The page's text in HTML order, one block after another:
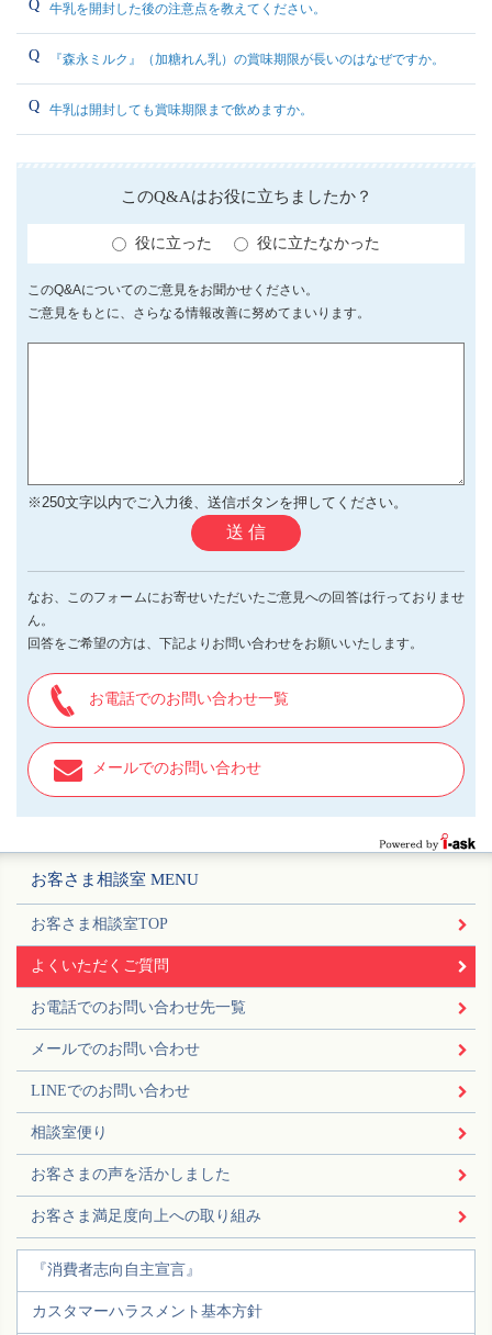
牛乳を開封した後の注意点を教えてください。
『森永ミルク』（加糖れん乳）の賞味期限が長いのはなぜですか。
牛乳は開封しても賞味期限まで飲めますか。
このQ&Aはお役に立ちましたか？
役に立った 役に立たなかった
このQ&Aについてのご意見をお聞かせください。
ご意見をもとに、さらなる情報改善に努めてまいります。
※250文字以内でご入力後、送信ボタンを押してください。
送 信
なお、このフォームにお寄せいただいたご意見への回答は行っておりませ
ん。
回答をご希望の方は、下記よりお問い合わせをお願いいたします。
お電話でのお問い合わせ一覧
メールでのお問い合わせ
お客さま相談室 MENU
お客さま相談室TOP
よくいただくご質問
お電話でのお問い合わせ先一覧
メールでのお問い合わせ
LINEでのお問い合わせ
相談室便り
お客さまの声を活かしました
お客さま満足度向上への取り組み
『消費者志向自主宣言』
カスタマーハラスメント基本方針